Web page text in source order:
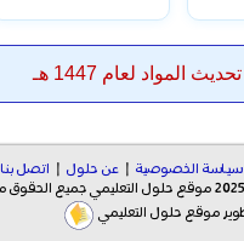
المواد لعام 1447 هـ
سياسة الخصوصية | عن حلول |
اتصل بنا
موقع حلول التعليمي